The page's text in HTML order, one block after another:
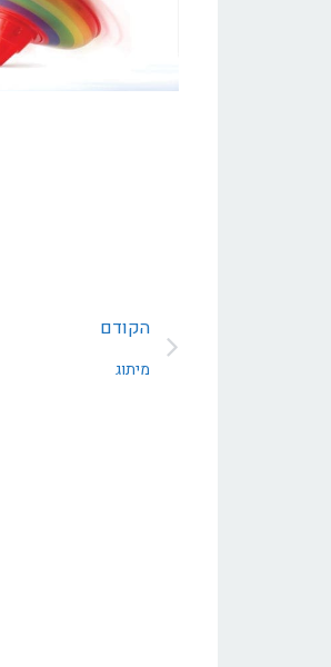
הקודם
מיתוג